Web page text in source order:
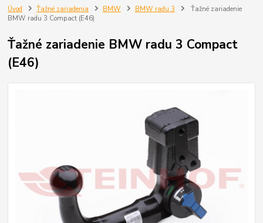
Úvod Ťažné zariadenia BMW BMW radu 3
Ťažné zariadenie
BMW radu 3 Compact (E46)
Ťažné zariadenie BMW radu 3 Compact
(E46)